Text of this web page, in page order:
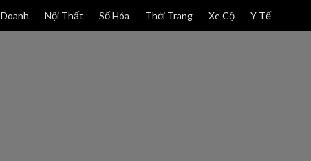
Nội Thất Số Hóa Thời Trang Xe Cộ Y Tế